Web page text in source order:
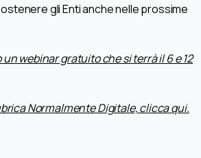
gli Enti anche nelle prossime
webinar gratuito che si terrà il 6 e 12
Normalmente Digitale, clicca qui.